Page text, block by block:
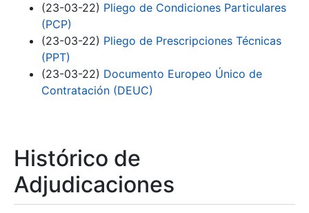
(23-03-22) Pliego de Condiciones Particulares
(PCP)
(23-03-22) Pliego de Prescripciones Técnicas
(PPT)
(23-03-22) Documento Europeo Único de
Contratación (DEUC)
Histórico de
Adjudicaciones